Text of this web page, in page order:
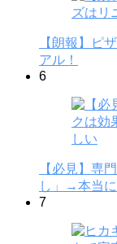
【朗報】ピ
アル！
6
【必見】専
し」→本当
7